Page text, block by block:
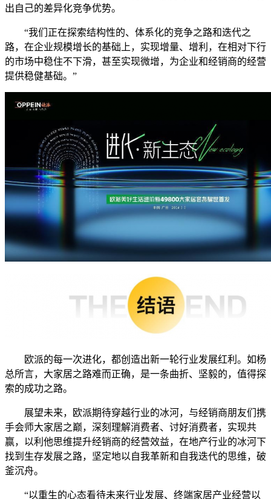
出自己的差异化竞争优势。
“我们正在探索结构性的、体系化的竞争之路和迭代之
路，在企业规模增长的基础上，实现增量、增利，在相对下行
的市场中稳住不下滑，甚至实现微增，为企业和经销商的经营
提供稳健基础。”
欧派的每一次进化，都创造出新一轮行业发展红利。如杨
总所言，大家居之路难而正确，是一条曲折、坚毅的，值得探
索的成功之路。
展望未来，欧派期待穿越行业的冰河，与经销商朋友们携
手会师大家居之巅，深刻理解消费者、讨好消费者，实现共
赢，以利他思维提升经销商的经营效益，在地产行业的冰河下
找到生存发展之路，坚定地以自我革新和自我迭代的思维，破
釜沉舟。
“以重生的心态看待未来行业发展、终端家居产业经营以